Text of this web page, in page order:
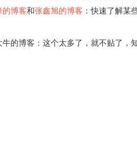
的博客和张鑫旭的博客 ：快速了解某
牛的博客：这个太多了，就不贴了，